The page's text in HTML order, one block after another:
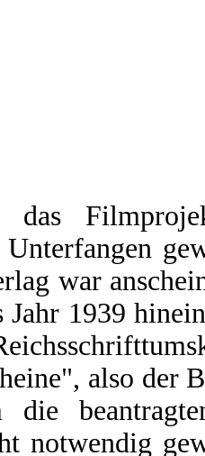
das
Unterfangen
war
Jahr 1939
also der
die
notwendig